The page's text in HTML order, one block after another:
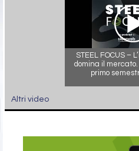
STEEL FOCUS –
domina il mercato.
primo
Altri video